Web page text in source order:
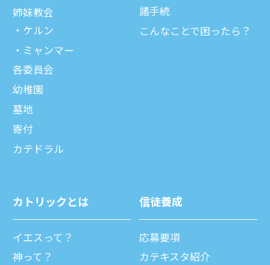
姉妹教会
ケルン
ミャンマー
各委員会
幼稚園
墓地
寄付
カテドラル
諸⼿続
こんなことで困ったら？
カトリックとは
イエスって？
神って？
信徒養成
応募要項
カテキスタ紹介